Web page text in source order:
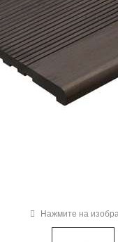
Нажмите на